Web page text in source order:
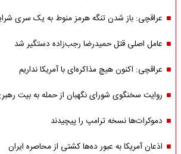
عراقچی: باز شدن تنگه هرمز منوط به یک سری
عامل اصلی قتل حمیدرضا رجب‌زاده دستگیر شد
عراقچی: اکنون هیچ مذاکره‌ای با آمریکا نداریم
روایت سخنگوی شورای نگهبان از حمله به بیت
دموکرات‌ها نسخه ترامپ را پیچیدند
اذعان آمریکا به عبور ده‌ها کشتی از محاصره ایران